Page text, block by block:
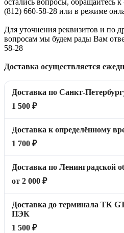
(812) 660-58-28 или в режиме
Для уточнения реквизитов и по
вопросам мы будем рады Вам
58-28
Доставка осуществляется
Доставка по Санкт-
1 500 ₽
Доставка к определённому
1 700 ₽
Доставка по Ленинградской
от 2 000 ₽
Доставка до терминала ТК
ПЭК
1 500 ₽